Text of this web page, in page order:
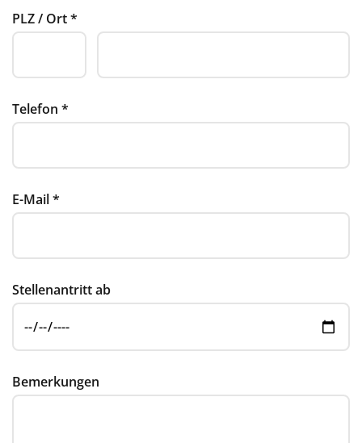
PLZ / Ort*
Telefon *
E-Mail*
Stellenantritt ab
Bemerkungen